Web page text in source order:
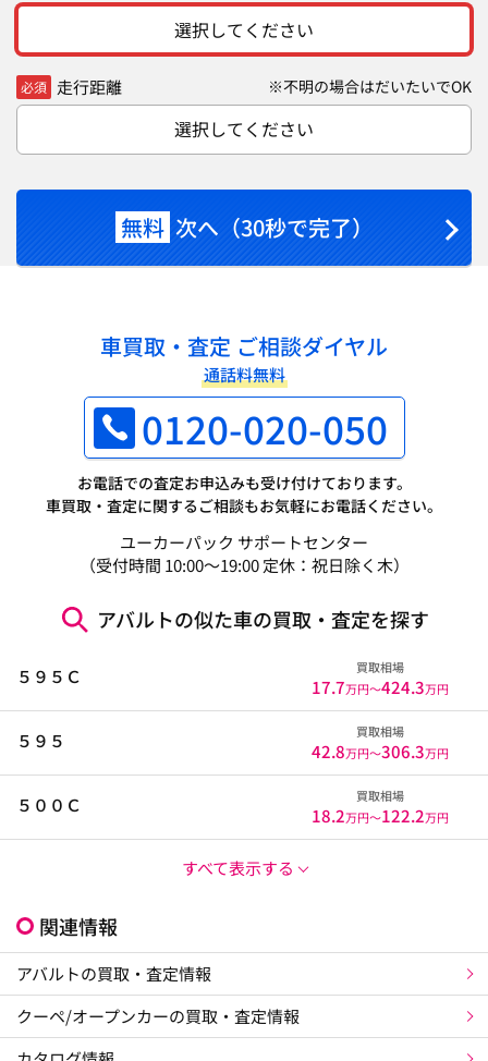
選択してください
必須 走行距離 ※不明の場合はだいたいでOK
選択してください
無料 次へ（30秒で完了）
車買取・査定 ご相談ダイヤル
通話料無料
0120-020-050
お電話での査定お申込みも受け付けております。
車買取・査定に関するご相談もお気軽にお電話ください。
ユーカーパック サポートセンター
（受付時間 10:00～19:00 定休：祝日除く木）
アバルトの似た車の買取・査定を探す
５９５Ｃ 買取相場
17.7万円〜424.3万円
５９５ 買取相場
42.8万円〜306.3万円
５００Ｃ 買取相場
18.2万円〜122.2万円
すべて表示する
関連情報
アバルトの買取・査定情報
クーペ/オープンカーの買取・査定情報